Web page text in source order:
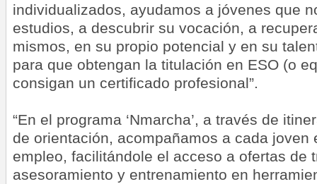
individualizados, ayudamos a jóvenes que
estudios, a descubrir su vocación, a
mismos, en su propio potencial y en su
para que obtengan la titulación en ESO (o
consigan un certificado profesional”.
“En el programa ‘Nmarcha’, a través de
de orientación, acompañamos a cada joven
empleo, facilitándole el acceso a ofertas de
asesoramiento y entrenamiento en